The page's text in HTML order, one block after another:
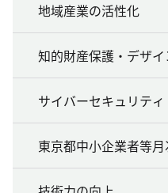
地域産業の活性化
知的財産保護・デザ
サイバーセキュリティ
東京都中小企業者等